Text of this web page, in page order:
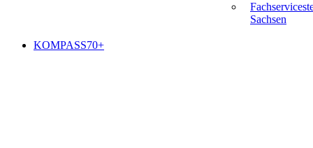
KOMPASS70+
Sachsen